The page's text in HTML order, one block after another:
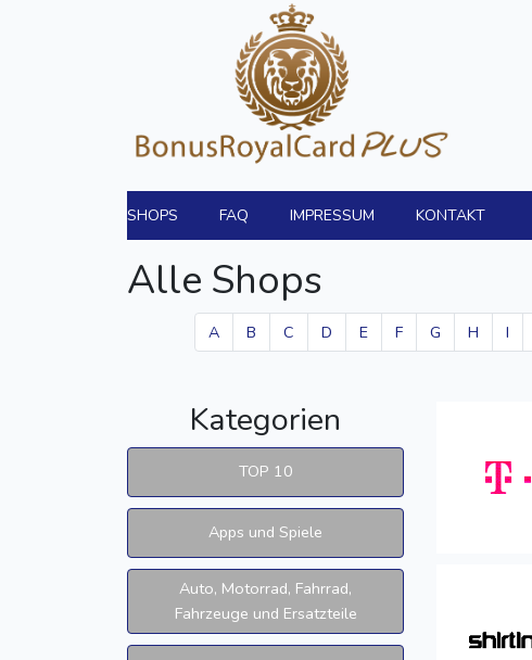
SHOPS FAQ IMPRESSUM KONTAKT
Alle Shops
A B C D E F G H I
Kategorien
TOP 10
Apps und Spiele
Auto, Motorrad, Fahrrad,
Fahrzeuge und Ersatzteile